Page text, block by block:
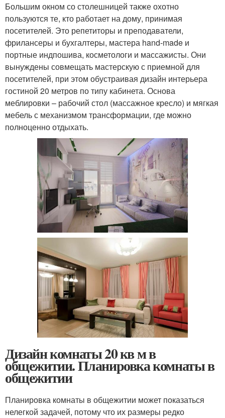
Большим окном со столешницей также охотно
пользуются те, кто работает на дому, принимая
посетителей. Это репетиторы и преподаватели,
фрилансеры и бухгалтеры, мастера hand-made и
портные индпошива, косметологи и массажисты. Они
вынуждены совмещать мастерскую с приемной для
посетителей, при этом обустраивая дизайн интерьера
гостиной 20 метров по типу кабинета. Основа
меблировки – рабочий стол (массажное кресло) и мягкая
мебель с механизмом трансформации, где можно
полноценно отдыхать.
Дизайн комнаты 20 кв м в
общежитии. Планировка комнаты в
общежитии
Планировка комнаты в общежитии может показаться
нелегкой задачей, потому что их размеры редко